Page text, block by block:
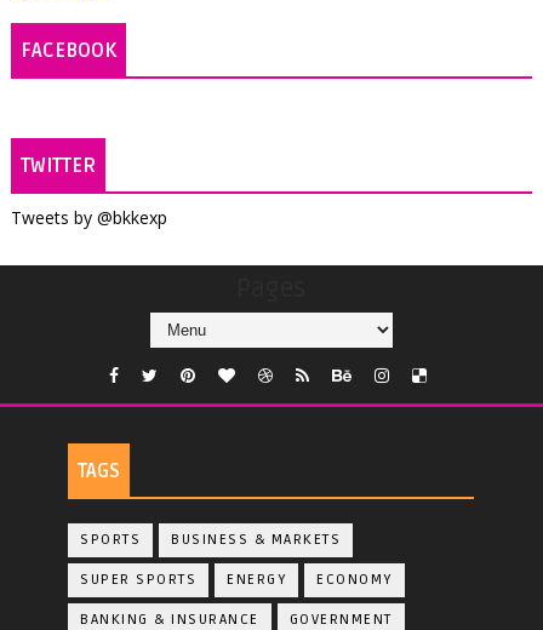
FACEBOOK
TWITTER
Tweets by @bkkexp
TAGS
SPORTS BUSINESS & MARKETS
SUPER SPORTS ENERGY ECONOMY
BANKING & INSURANCE GOVERNMENT